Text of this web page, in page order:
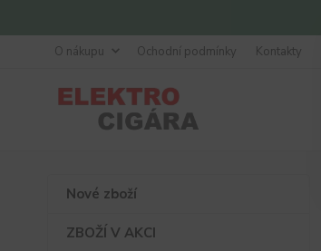
O nákupu Ochodní podmínky Kontakty
Nové zboží
ZBOŽÍ V AKCI